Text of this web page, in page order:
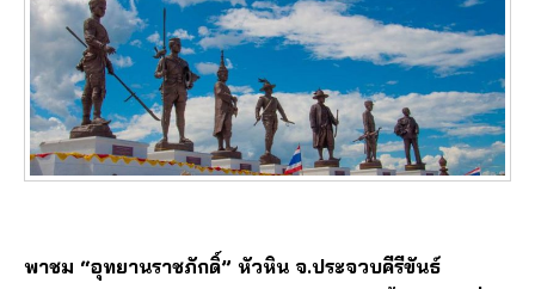
พาชม “อุทยานราชภักดิ์” หัวหิน จ.ประจวบคีรีขันธ์